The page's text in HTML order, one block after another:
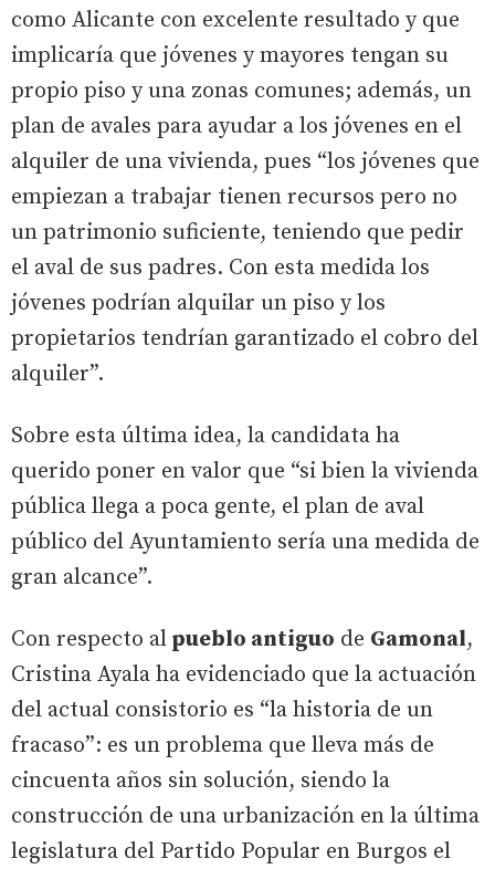
como Alicante con excelente resultado y que
implicaría que jóvenes y mayores tengan su
propio piso y una zonas comunes; además, un
plan de avales para ayudar a los jóvenes en el
alquiler de una vivienda, pues “los jóvenes que
empiezan a trabajar tienen recursos pero no
un patrimonio suficiente, teniendo que pedir
el aval de sus padres. Con esta medida los
jóvenes podrían alquilar un piso y los
propietarios tendrían garantizado el cobro del
alquiler”.
Sobre esta última idea, la candidata ha
querido poner en valor que “si bien la vivienda
pública llega a poca gente, el plan de aval
público del Ayuntamiento sería una medida de
gran alcance”.
Con respecto al pueblo antiguo de Gamonal,
Cristina Ayala ha evidenciado que la actuación
del actual consistorio es “la historia de un
fracaso”: es un problema que lleva más de
cincuenta años sin solución, siendo la
construcción de una urbanización en la última
legislatura del Partido Popular en Burgos el